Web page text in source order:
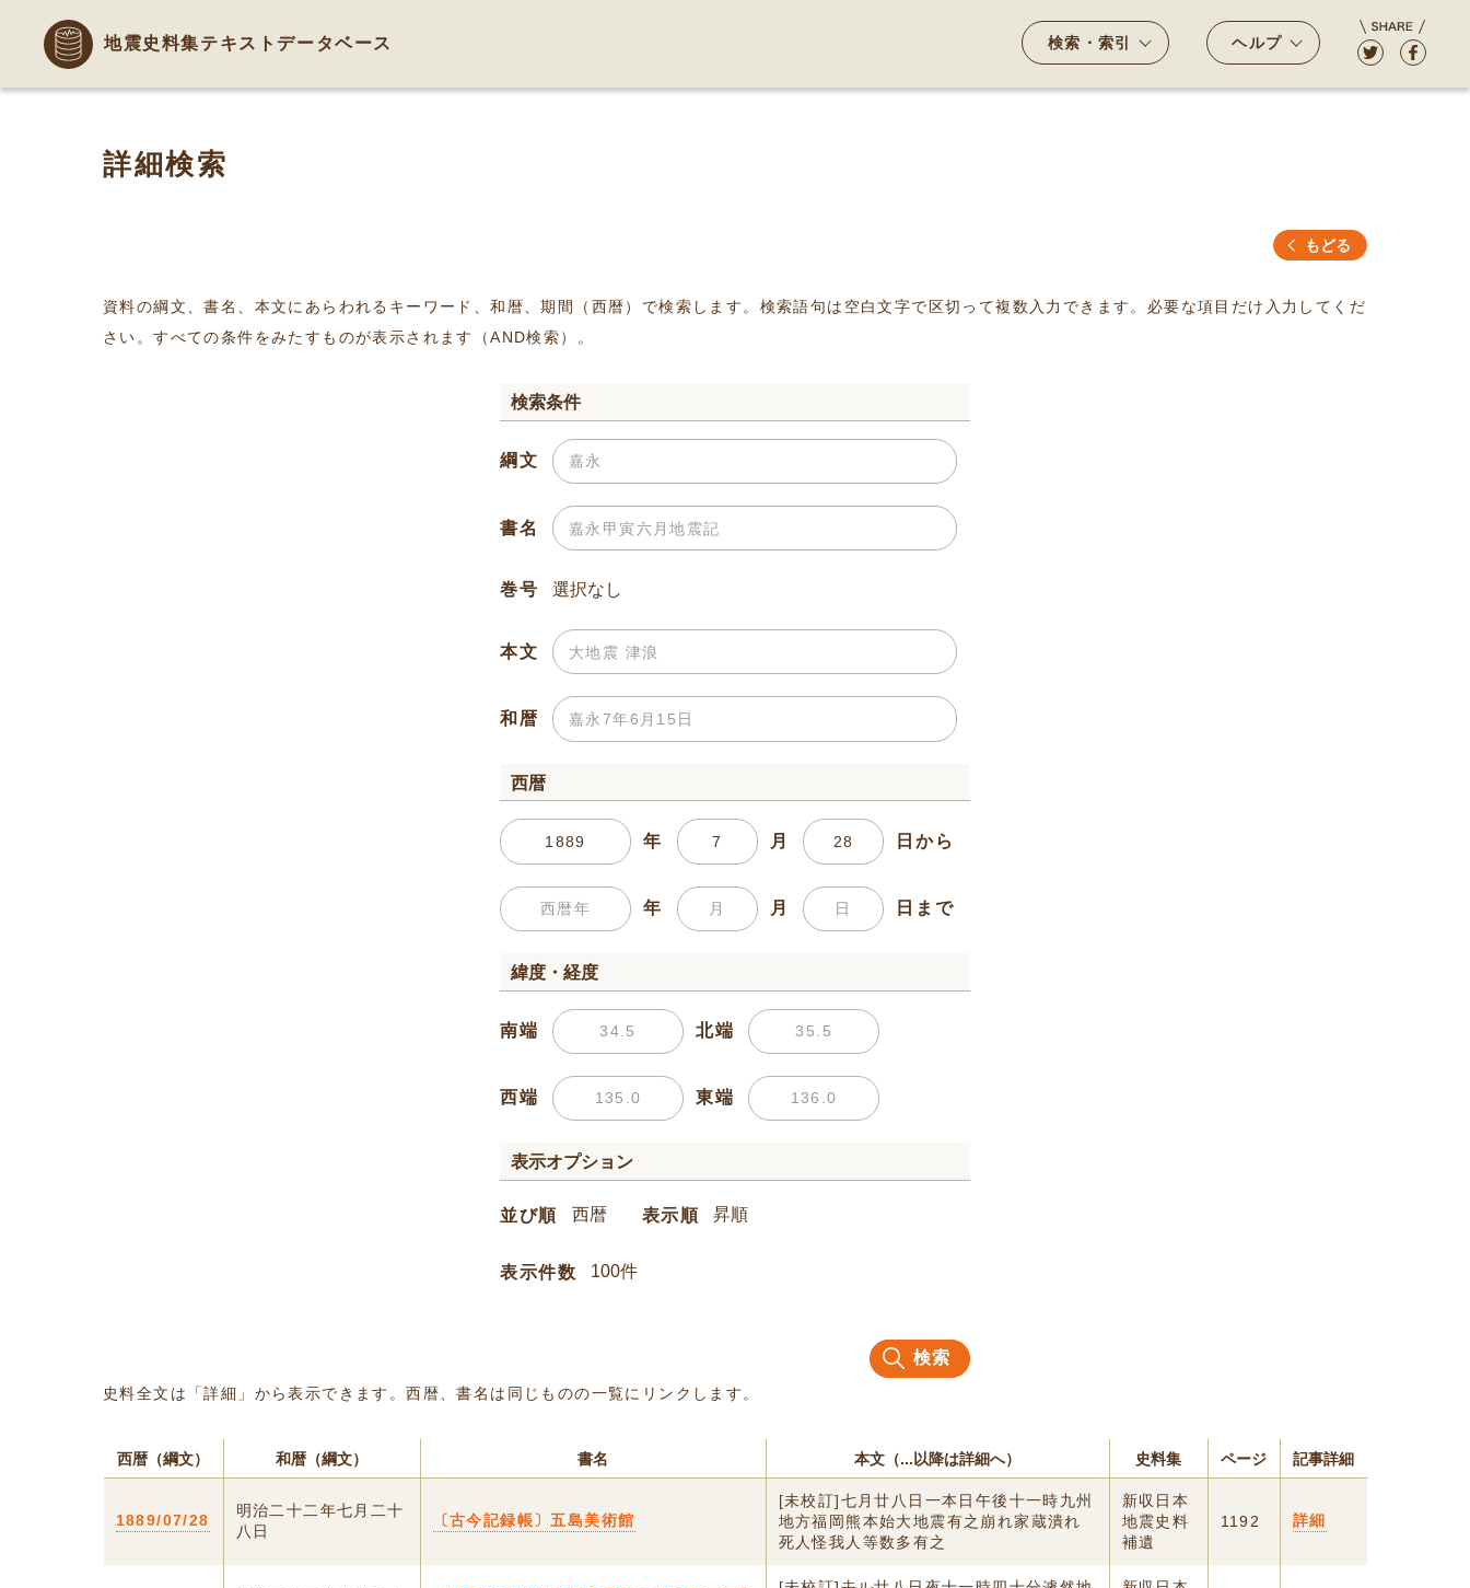
地震史料集テキストデータベース 検索・索引 ヘルプ
詳細検索
もどる
資料の綱文、書名、本文にあらわれるキーワード、和暦、期間（西暦）で検索します。検索語句は空白文字で区切って複数入力できます。必要な項目だけ入力してくだ
さい。すべての条件をみたすものが表示されます（AND検索）。
検索条件
綱文
書名
巻号
本文
和暦
西暦
年 月 日から
年 月 日まで
緯度・経度
南端 北端
西端 東端
表示オプション
並び順 表示順
表示件数
検索
史料全文は「詳細」から表示できます。西暦、書名は同じものの一覧にリンクします。
西暦（綱文） 和暦（綱文） 書名 本文（...以降は詳細へ） 史料集 ページ 記事詳細
1889/07/28
明治二十二年七月二十
八日
〔古今記録帳〕五島美術館
[未校訂]七月廿八日一本日午後十一時九州
地方福岡熊本始大地震有之崩れ家蔵潰れ
死人怪我人等数多有之
新収日本
地震史料
補遺
1192 詳細